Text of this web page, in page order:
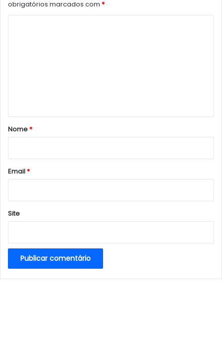
obrigatórios marcados com *
r
*
Nome*
Email*
Site